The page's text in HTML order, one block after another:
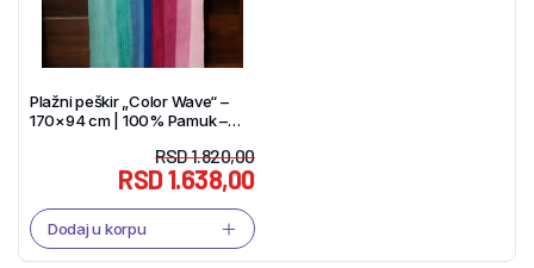
Plažni peškir „Color Wave“ –
170×94 cm | 100% Pamuk –
RSD1.820,00
RSD1.638,00
Dodaj u korpu